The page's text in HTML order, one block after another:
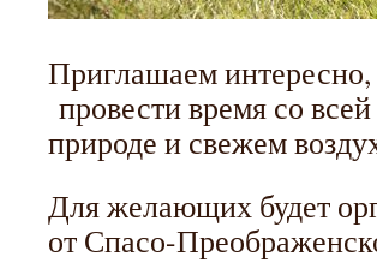
Приглашаем
провести время со
природе и свежем
Для желающих будет
от Спасо-